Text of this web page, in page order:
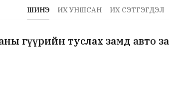
ШИНЭ ИХ УНШСАН ИХ СЭТГЭГДЭЛ
гүүрийн туслах замд авто